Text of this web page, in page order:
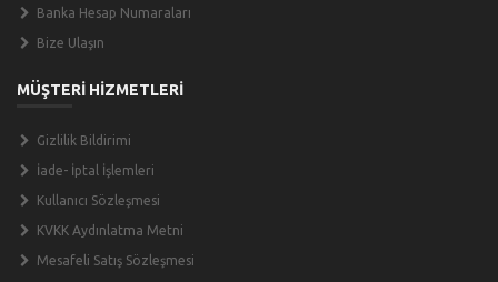
Banka Hesap Numaraları
Bize Ulaşın
MÜŞTERİ HİZMETLERİ
Gizlilik Bildirimi
İade- İptal İşlemleri
Kullanıcı Sözleşmesi
KVKK Aydınlatma Metni
Mesafeli Satış Sözleşmesi